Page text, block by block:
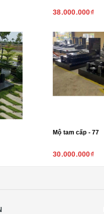
38.000.000₫
Mộ tam cấp - 77
30.000.000₫